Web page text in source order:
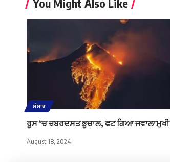
You Might Also Like
ਸੰਸਾਰ
ਰੂਸ ‘ਚ ਜ਼ਬਰਦਸਤ ਭੂਚਾਲ, ਫਟ ਗਿਆ ਜਵਾਲਾਮੁਖੀ
August 18, 2024